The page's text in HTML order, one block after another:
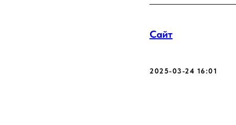
Сайт
2025-03-24 16:01